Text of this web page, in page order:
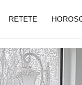
RETETEde dureroasă